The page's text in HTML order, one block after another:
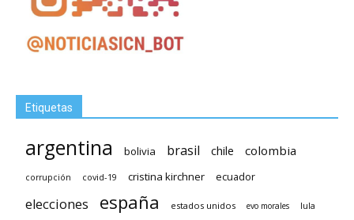
Etiquetas
argentina bolivia brasil chile colombia
corrupción covid-19 cristina kirchner ecuador
elecciones españa estados unidos evo morales lula